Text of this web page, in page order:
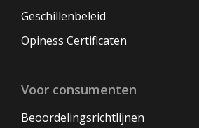
Geschillenbeleid
Opiness Certificaten
Voor consumenten
Beoordelingsrichtlijnen